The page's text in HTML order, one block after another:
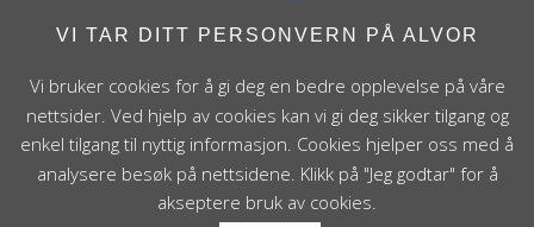
Panthera Norge AS • Røykenveien 142A • NO - 1386
Asker • Norge • post@panthera.no • Tlf: 90 24 55 55 •
VI TAR DITT PERSONVERN PÅ ALVOR
Vi bruker cookies for å gi deg en bedre opplevelse på våre
nettsider. Ved hjelp av cookies kan vi gi deg sikker tilgang og
enkel tilgang til nyttig informasjon. Cookies hjelper oss med å
analysere besøk på nettsidene. Klikk på "Jeg godtar" for å
akseptere bruk av cookies.